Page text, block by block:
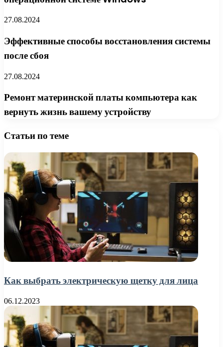
27.08.2024
Эффективные способы восстановления системы
после сбоя
27.08.2024
Ремонт материнской платы компьютера как
вернуть жизнь вашему устройству
Статьи по теме
Как выбрать электрическую щетку для лица
06.12.2023